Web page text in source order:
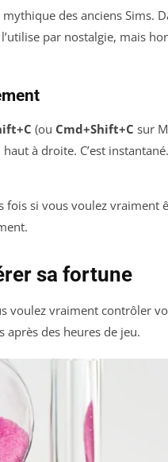
des anciens Sims.
par nostalgie, mais
(ou Cmd+Shift+C sur
à droite. C’est
si vous voulez vraiment
sa fortune
voulez vraiment contrôler
après des heures de jeu.